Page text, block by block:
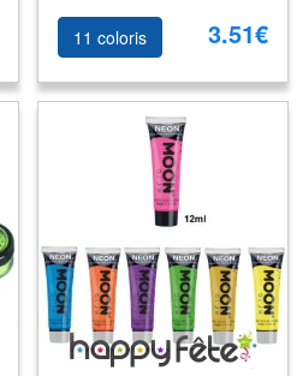
11 coloris 3.51€